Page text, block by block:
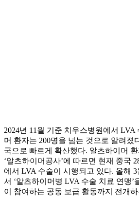
2024년 11월 기준 치우스병원에서 LVA
머 환자는 200명을 넘는 것으로 알려졌
국으로 빠르게 확산했다. 알츠하이머
‘알츠하이머공사’에 따르면 현재 중국
에서 LVA 수술이 시행되고 있다. 올해
서 ‘알츠하이머병 LVA 수술 치료 연맹’
이 참여하는 공동 보급 활동까지 전개